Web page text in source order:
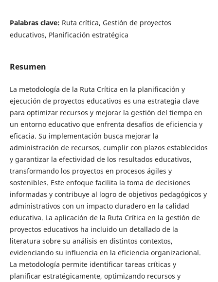
Palabras clave: Ruta crítica, Gestión de proyectos
educativos, Planificación estratégica
Resumen
La metodología de la Ruta Crítica en la planificación y
ejecución de proyectos educativos es una estrategia clave
para optimizar recursos y mejorar la gestión del tiempo en
un entorno educativo que enfrenta desafíos de eficiencia y
eficacia. Su implementación busca mejorar la
administración de recursos, cumplir con plazos establecidos
y garantizar la efectividad de los resultados educativos,
transformando los proyectos en procesos ágiles y
sostenibles. Este enfoque facilita la toma de decisiones
informadas y contribuye al logro de objetivos pedagógicos y
administrativos con un impacto duradero en la calidad
educativa. La aplicación de la Ruta Crítica en la gestión de
proyectos educativos ha incluido un detallado de la
literatura sobre su análisis en distintos contextos,
evidenciando su influencia en la eficiencia organizacional.
La metodología permite identificar tareas críticas y
planificar estratégicamente, optimizando recursos y